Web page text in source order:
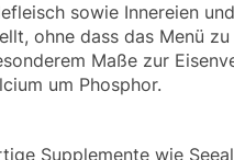
sowie Innereien
ohne dass das Menü
Maße zur
um Phosphor.
Supplemente wie